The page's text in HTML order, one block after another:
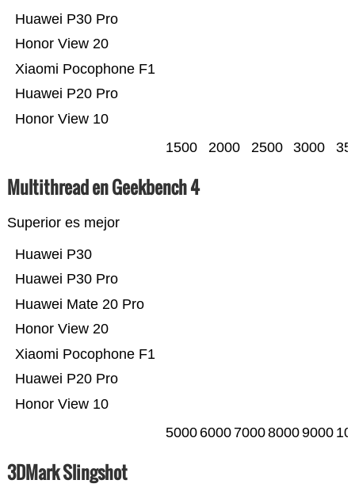
Honor View 10
Huawei P20 Pro
Xiaomi Pocophone F1
Honor View 20
Huawei P30 Pro
1500 2000 2500 3000
Multithread en Geekbench 4
Superior es mejor
Honor View 10
Huawei P20 Pro
Xiaomi Pocophone F1
Honor View 20
Huawei Mate 20 Pro
Huawei P30 Pro
Huawei P30
5000 6000 700080009000
3DMark Slingshot